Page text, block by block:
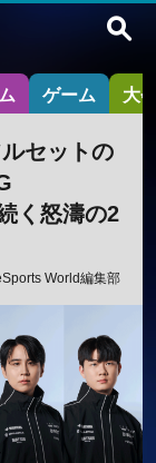
ゲーム 大
セットの
く怒濤の2
World編集部